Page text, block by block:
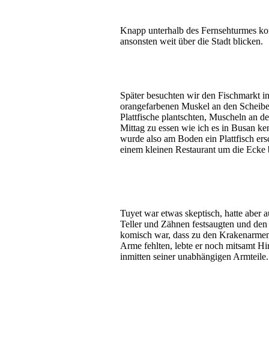
Knapp unterhalb des Fernsehturmes
ansonsten weit über die Stadt blicken.
Später besuchten wir den Fischmarkt
orangefarbenen Muskel an den
Plattfische plantschten, Muscheln an
Mittag zu essen wie ich es in Busan
wurde also am Boden ein Plattfisch
einem kleinen Restaurant um die
Tuyet war etwas skeptisch, hatte aber
Teller und Zähnen festsaugten und
komisch war, dass zu den
Arme fehlten, lebte er noch mitsamt
inmitten seiner unabhängigen Armteile.